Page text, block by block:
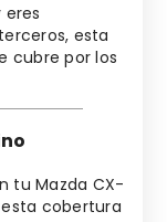
esta
cubre por los
tuMazda CX-
cobertura